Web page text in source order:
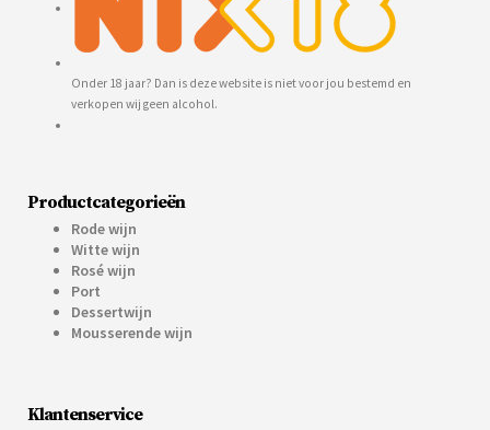
Onder 18 jaar? Dan is deze website is niet voor jou bestemd en
verkopen wij geen alcohol.
Productcategorieën
Rode wijn
Witte wijn
Rosé wijn
Port
Dessertwijn
Mousserende wijn
Klantenservice